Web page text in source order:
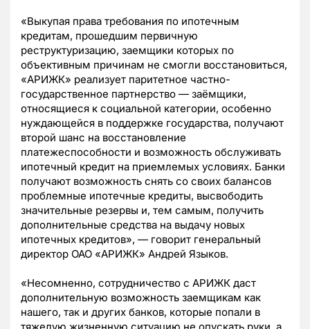
«Выкупая права требования по ипотечным
кредитам, прошедшим первичную
реструктуризацию, заемщики которых по
объективным причинам не смогли восстановиться,
«АРИЖК» реализует паритетное частно-
государственное партнерство — заёмщики,
относящиеся к социальной категории, особенно
нуждающейся в поддержке государства, получают
второй шанс на восстановление
платежеспособности и возможность обслуживать
ипотечный кредит на приемлемых условиях. Банки
получают возможность снять со своих балансов
проблемные ипотечные кредиты, высвободить
значительные резервы и, тем самым, получить
дополнительные средства на выдачу новых
ипотечных кредитов», — говорит генеральный
директор ОАО «АРИЖК» Андрей Языков.
«Несомненно, сотрудничество с АРИЖК даст
дополнительную возможность заемщикам как
нашего, так и других банков, которые попали в